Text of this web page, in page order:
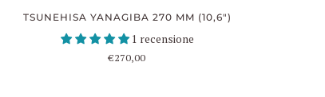
TSUNEHISA YANAGIBA 270 MM (10,6")
1 recensione
€270,00